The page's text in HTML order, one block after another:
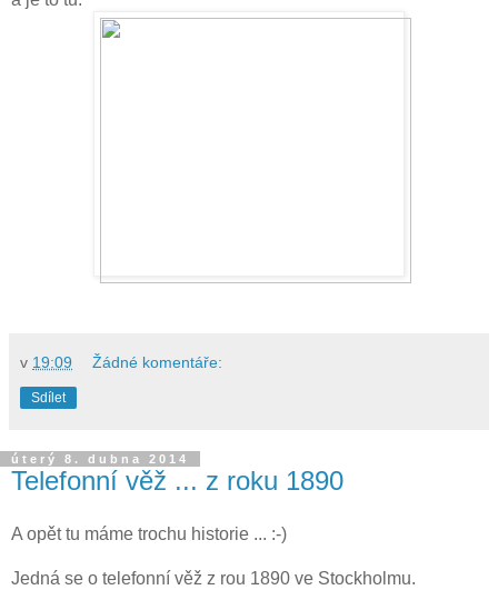
v 19:09 Žádné komentáře:
Sdílet
úterý 8. dubna 2014
Telefonní věž ... z roku 1890
A opět tu máme trochu historie ... :-)
Jedná se o telefonní věž z rou 1890 ve Stockholmu.